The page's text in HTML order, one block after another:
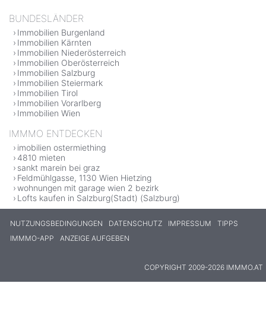
BUNDESLÄNDER
Immobilien Burgenland
Immobilien Kärnten
Immobilien Niederösterreich
Immobilien Oberösterreich
Immobilien Salzburg
Immobilien Steiermark
Immobilien Tirol
Immobilien Vorarlberg
Immobilien Wien
IMMMO ENTDECKEN
imobilien ostermiething
4810 mieten
sankt marein bei graz
Feldmühlgasse, 1130 Wien Hietzing
wohnungen mit garage wien 2 bezirk
Lofts kaufen in Salzburg(Stadt) (Salzburg)
NUTZUNGSBEDINGUNGEN DATENSCHUTZ IMPRESSUM
TIPPS
IMMMO-APP
ANZEIGE AUFGEBEN
COPYRIGHT 2009-2026 IMMMO.AT